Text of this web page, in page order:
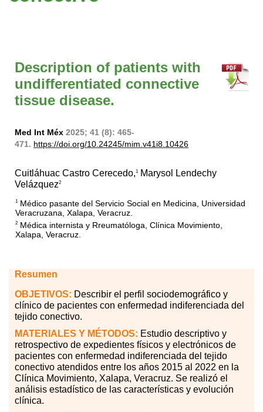
Description of patients with
undifferentiated connective
tissue disease.
Med Int Méx 2025; 41 (8): 465-
471. https://doi.org/10.24245/mim.v41i8.10426
Cuitláhuac Castro Cerecedo,1
Marysol Lendechy
Velázquez2
1 Médico pasante del Servicio Social en Medicina, Universidad
Veracruzana, Xalapa, Veracruz.
2 Médica internista y Rreumatóloga, Clínica Movimiento,
Xalapa, Veracruz.
Resumen
OBJETIVOS: Describir el perfil sociodemográfico y
clínico de pacientes con enfermedad indiferenciada del
tejido conectivo.
MATERIALES Y MÉTODOS: Estudio descriptivo y
retrospectivo de expedientes físicos y electrónicos de
pacientes con enfermedad indiferenciada del tejido
conectivo atendidos entre los años 2015 al 2022 en la
Clínica Movimiento, Xalapa, Veracruz. Se realizó el
análisis estadístico de las características y evolución
clínica.